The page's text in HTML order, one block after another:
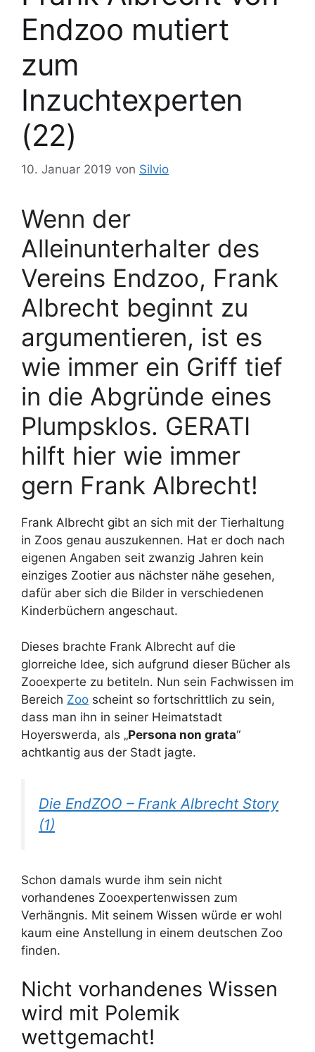
Endzoo mutiert
zum
Inzuchtexperten
(22)
10. Januar 2019 von Silvio
Wenn der
Alleinunterhalter des
Vereins Endzoo, Frank
Albrecht beginnt zu
argumentieren, ist es
wie immer ein Griff tief
in die Abgründe eines
Plumpsklos. GERATI
hilft hier wie immer
gern Frank Albrecht!
Frank Albrecht gibt an sich mit der Tierhaltung
in Zoos genau auszukennen. Hat er doch nach
eigenen Angaben seit zwanzig Jahren kein
einziges Zootier aus nächster nähe gesehen,
dafür aber sich die Bilder in verschiedenen
Kinderbüchern angeschaut.
Dieses brachte Frank Albrecht auf die
glorreiche Idee, sich aufgrund dieser Bücher als
Zooexperte zu betiteln. Nun sein Fachwissen im
Bereich Zoo scheint so fortschrittlich zu sein,
dass man ihn in seiner Heimatstadt
Hoyerswerda, als „Persona non grata“
achtkantig aus der Stadt jagte.
Die EndZOO – Frank Albrecht Story
(1)
Schon damals wurde ihm sein nicht
vorhandenes Zooexpertenwissen zum
Verhängnis. Mit seinem Wissen würde er wohl
kaum eine Anstellung in einem deutschen Zoo
finden.
Nicht vorhandenes Wissen
wird mit Polemik
wettgemacht!